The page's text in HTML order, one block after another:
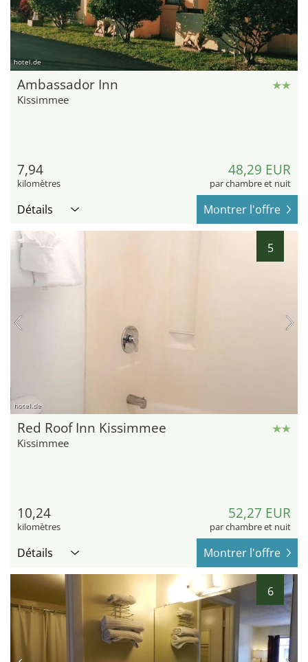
hotel.de
Ambassador Inn
Kissimmee
7,94
kilomètres
48,29 EUR
par chambre et nuit
Détails Montrer l'offre
5
hotel.de
Red Roof Inn Kissimmee
Kissimmee
10,24
kilomètres
52,27 EUR
par chambre et nuit
Détails Montrer l'offre
6